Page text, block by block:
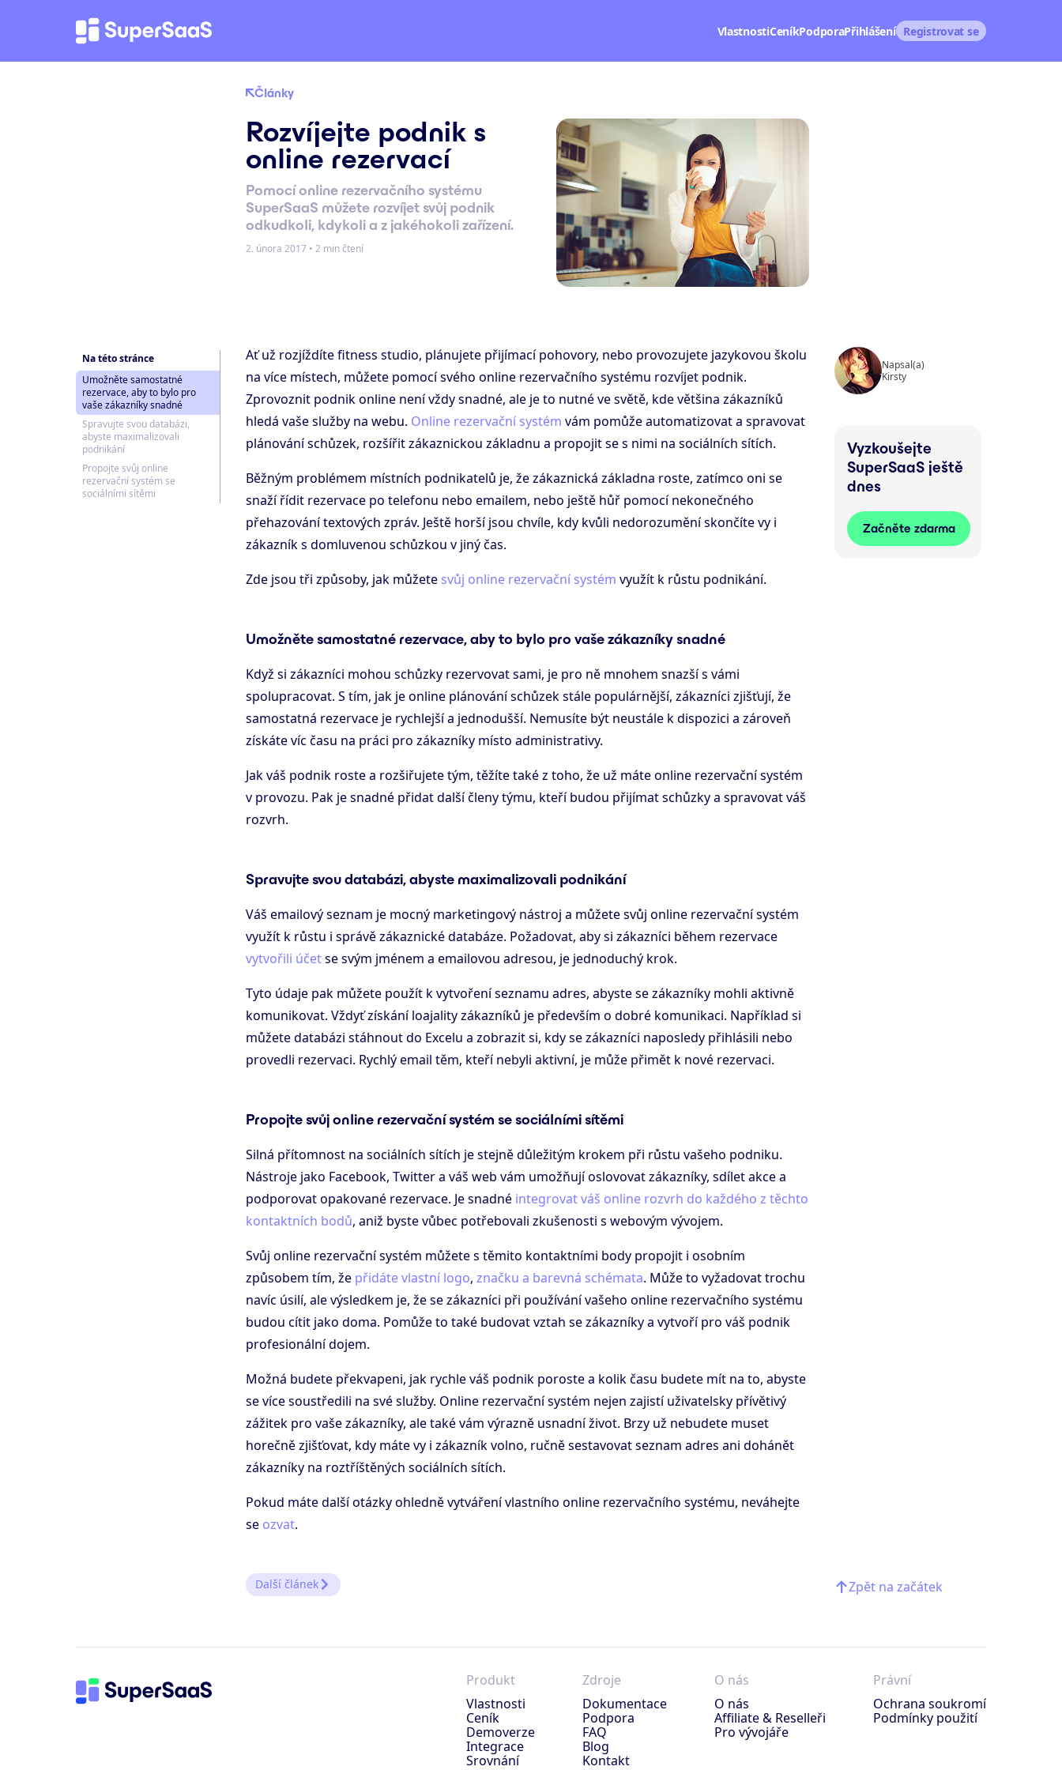
VlastnostiCeníkPodporaPřihlášení Registrovat se
Články
Rozvíjejte podnik s
online rezervací
Pomocí online rezervačního systému
SuperSaaS můžete rozvíjet svůj podnik
odkudkoli, kdykoli a z jakéhokoli zařízení.
2. února 2017 • 2 min čtení
Na této stránce
Umožněte samostatné
rezervace, aby to bylo pro
vaše zákazníky snadné
Spravujte svou databázi,
abyste maximalizovali
podnikání
Propojte svůj online
rezervační systém se
sociálními sítěmi
Ať už rozjíždíte fitness studio, plánujete přijímací pohovory, nebo provozujete jazykovou školu
na více místech, můžete pomocí svého online rezervačního systému rozvíjet podnik.
Zprovoznit podnik online není vždy snadné, ale je to nutné ve světě, kde většina zákazníků
hledá vaše služby na webu. Online rezervační systém vám pomůže automatizovat a spravovat
plánování schůzek, rozšířit zákaznickou základnu a propojit se s nimi na sociálních sítích.
Běžným problémem místních podnikatelů je, že zákaznická základna roste, zatímco oni se
snaží řídit rezervace po telefonu nebo emailem, nebo ještě hůř pomocí nekonečného
přehazování textových zpráv. Ještě horší jsou chvíle, kdy kvůli nedorozumění skončíte vy i
zákazník s domluvenou schůzkou v jiný čas.
Zde jsou tři způsoby, jak můžete svůj online rezervační systém využít k růstu podnikání.
Umožněte samostatné rezervace, aby to bylo pro vaše zákazníky snadné
Když si zákazníci mohou schůzky rezervovat sami, je pro ně mnohem snazší s vámi
spolupracovat. S tím, jak je online plánování schůzek stále populárnější, zákazníci zjišťují, že
samostatná rezervace je rychlejší a jednodušší. Nemusíte být neustále k dispozici a zároveň
získáte víc času na práci pro zákazníky místo administrativy.
Jak váš podnik roste a rozšiřujete tým, těžíte také z toho, že už máte online rezervační systém
v provozu. Pak je snadné přidat další členy týmu, kteří budou přijímat schůzky a spravovat váš
rozvrh.
Spravujte svou databázi, abyste maximalizovali podnikání
Váš emailový seznam je mocný marketingový nástroj a můžete svůj online rezervační systém
využít k růstu i správě zákaznické databáze. Požadovat, aby si zákazníci během rezervace
vytvořili účetse svým jménem a emailovou adresou, je jednoduchý krok.
Tyto údaje pak můžete použít k vytvoření seznamu adres, abyste se zákazníky mohli aktivně
komunikovat. Vždyť získání loajality zákazníků je především o dobré komunikaci. Například si
můžete databázi stáhnout do Excelu a zobrazit si, kdy se zákazníci naposledy přihlásili nebo
provedli rezervaci. Rychlý email těm, kteří nebyli aktivní, je může přimět k nové rezervaci.
Propojte svůj online rezervační systém se sociálními sítěmi
Silná přítomnost na sociálních sítích je stejně důležitým krokem při růstu vašeho podniku.
Nástroje jako Facebook, Twitter a váš web vám umožňují oslovovat zákazníky, sdílet akce a
podporovat opakované rezervace. Je snadné integrovat váš online rozvrh do každého z těchto
kontaktních bodů, aniž byste vůbec potřebovali zkušenosti s webovým vývojem.
Svůj online rezervační systém můžete s těmito kontaktními body propojit i osobním
způsobem tím, že přidáte vlastní logo, značku a barevná schémata. Může to vyžadovat trochu
navíc úsilí, ale výsledkem je, že se zákazníci při používání vašeho online rezervačního systému
budou cítit jako doma. Pomůže to také budovat vztah se zákazníky a vytvoří pro váš podnik
profesionální dojem.
Možná budete překvapeni, jak rychle váš podnik poroste a kolik času budete mít na to, abyste
se více soustředili na své služby. Online rezervační systém nejen zajistí uživatelsky přívětivý
zážitek pro vaše zákazníky, ale také vám výrazně usnadní život. Brzy už nebudete muset
horečně zjišťovat, kdy máte vy i zákazník volno, ručně sestavovat seznam adres ani dohánět
zákazníky na roztříštěných sociálních sítích.
Pokud máte další otázky ohledně vytváření vlastního online rezervačního systému, neváhejte
se ozvat.
Další článek
Napsal(a)
Kirsty
Vyzkoušejte
SuperSaaS ještě
dnes
Začněte zdarma
Zpět na začátek
Produkt
Vlastnosti
Ceník
Demoverze
Integrace
Srovnání
Zdroje
Dokumentace
Podpora
FAQ
Blog
Kontakt
O nás
O nás
Affiliate & Reselleři
Pro vývojáře
Právní
Ochrana soukromí
Podmínky použití